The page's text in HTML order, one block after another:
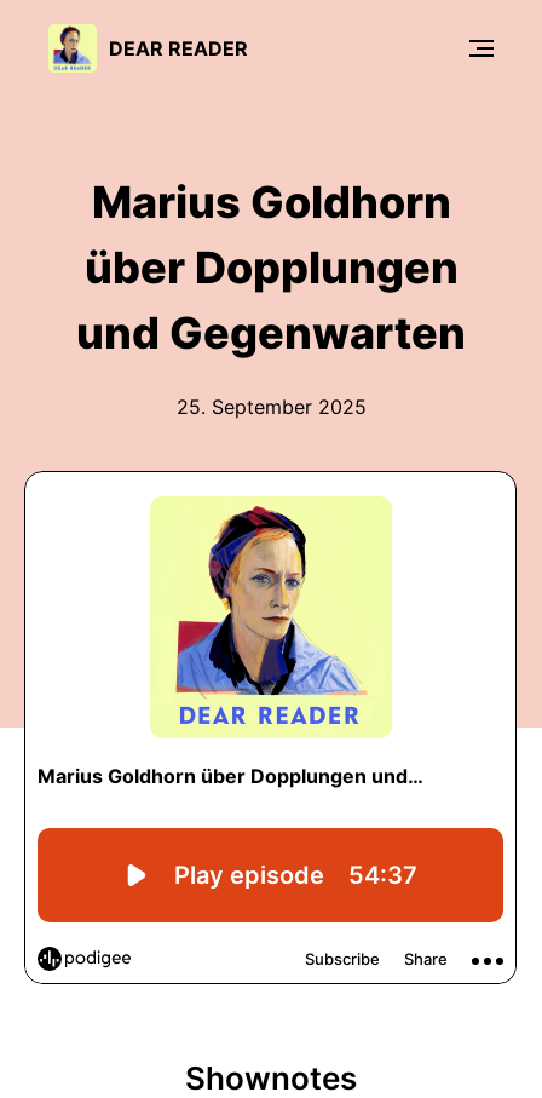
DEAR READER
Marius Goldhorn
über Dopplungen
und Gegenwarten
25. September 2025
Shownotes